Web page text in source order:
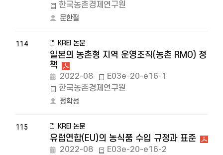
한국농촌경제연구원
문한필
114 KREI 논문
일본의 농촌형 지역 운영조직(농촌 RMO) 정
책
2022-08
E03e-20-e16-1
한국농촌경제연구원
정학성
115 KREI 논문
유럽연합(EU)의 농식품 수입 규정과 표준
2022-08
E03e-20-e16-2